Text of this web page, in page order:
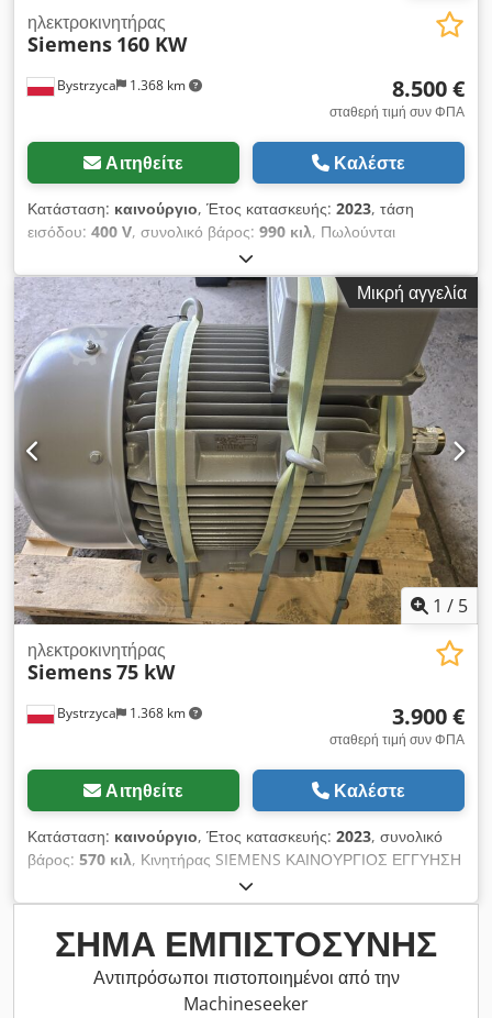
Bystrzyca 1.368 km
ηλεκτροκινητήρας
Siemens 160 KW
8.500 €
σταθερή τιμή συν ΦΠΑ
Αιτηθείτε Καλέστε
Κατάσταση: καινούργιο, Έτος κατασκευής: 2023, τάση
εισόδου: 400 V, συνολικό βάρος: 990 κιλ, Πωλούνται
καινούργιοι κινητήρες 160 KW Siemens 12 μήνες εγγύηση
Crsdpfxswr Tzro Ac Def Διαθέσιμες 4 μονάδες ΚΑΙΝΟΥΡΓΙΑ
Μικρή αγγελία
1 / 5
Bystrzyca 1.368 km
ηλεκτροκινητήρας
Siemens75 kW
3.900 €
σταθερή τιμή συν ΦΠΑ
Αιτηθείτε Καλέστε
Κατάσταση: καινούργιο, Έτος κατασκευής: 2023, συνολικό
βάρος: 570 κιλ, Κινητήρας SIEMENS ΚΑΙΝΟΥΡΓΙΟΣ ΕΓΓΥΗΣΗ
12 ΜΗΝΩΝ Διαθέσιμα 2 τεμάχια Crjdpfxswiwfio Ac Def 2970
στροφές 1488 στροφές
ΣΉΜΑ ΕΜΠΙΣΤΟΣΎΝΗΣ
Αντιπρόσωποι πιστοποιημένοι από την
Machineseeker